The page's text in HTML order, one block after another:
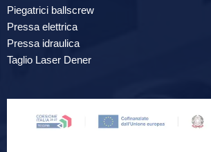
Piegatrici ballscrew
Pressa elettrica
Pressa idraulica
Taglio Laser Dener